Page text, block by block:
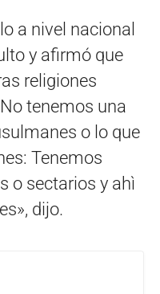
a nivel nacional
y afirmó que
religiones
tenemos una
o lo que
Tenemos
o sectarios y ahì
dijo.